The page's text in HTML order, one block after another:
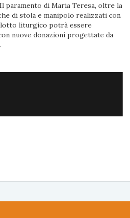
paramento di Maria Teresa, oltre la
di stola e manipolo realizzati con
lotto liturgico potrà essere
nuove donazioni progettate da